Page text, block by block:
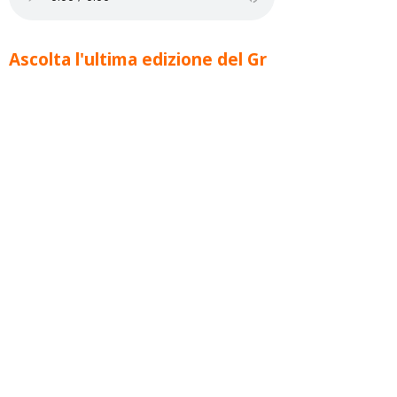
Ascolta l'ultima edizione del Gr